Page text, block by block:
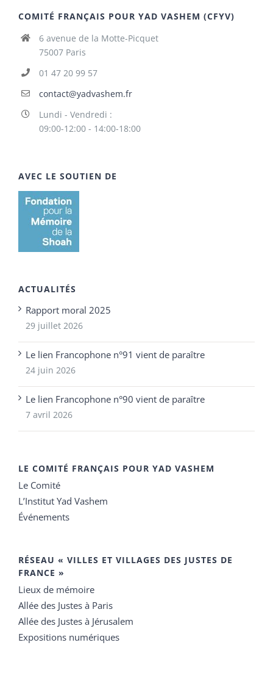
COMITÉ FRANÇAIS POUR YAD VASHEM (CFYV)
6 avenue de la Motte-Picquet
75007 Paris
01 47 20 99 57
contact@yadvashem.fr
Lundi - Vendredi :
09:00-12:00 - 14:00-18:00
AVEC LE SOUTIEN DE
ACTUALITÉS
Rapport moral 2025
29 juillet 2026
Le lien Francophone n°91 vient de paraître
24 juin 2026
Le lien Francophone n°90 vient de paraître
7 avril 2026
LE COMITÉ FRANÇAIS POUR YAD VASHEM
Le Comité
L’Institut Yad Vashem
Événements
RÉSEAU « VILLES ET VILLAGES DES JUSTES DE
FRANCE »
Lieux de mémoire
Allée des Justes à Paris
Allée des Justes à Jérusalem
Expositions numériques